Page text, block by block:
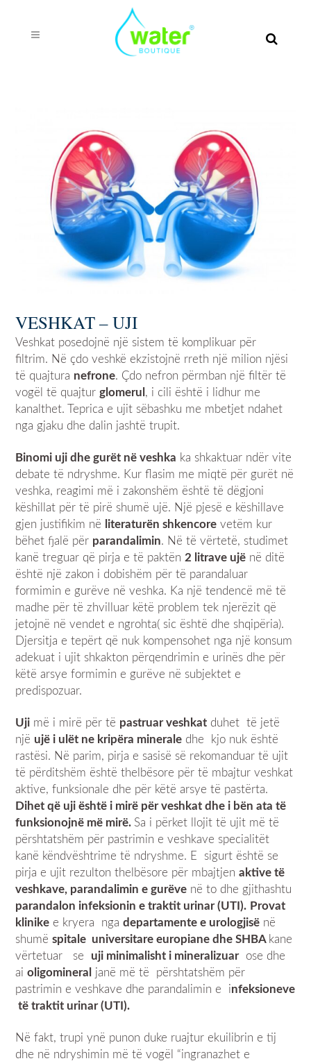
VESHKAT – UJI
Veshkat posedojnë një sistem të komplikuar për
filtrim. Në çdo veshkë ekzistojnë rreth një milion njësi
të quajtura nefrone. Çdo nefron përmban një filtër të
vogël të quajturglomerul , i cili është i lidhur me
kanalthet. Teprica e ujit sëbashku me mbetjet ndahet
nga gjaku dhe dalin jashtë trupit.
Binomi uji dhe gurët në veshka ka shkaktuar ndër vite
debate të ndryshme. Kur flasim me miqtë për gurët në
veshka, reagimi më i zakonshëm është të dëgjoni
këshillat për të pirë shumë ujë. Një pjesë e këshillave
gjen justifikim në literaturën shkencore vetëm kur
bëhet fjalë për parandalimin. Në të vërtetë, studimet
kanë treguar që pirja e të paktën 2 litrave ujë në ditë
është një zakon i dobishëm për të parandaluar
formimin e gurëve në veshka. Ka një tendencë më të
madhe për të zhvilluar këtë problem tek njerëzit që
jetojnë në vendet e ngrohta( sic është dhe shqipëria).
Djersitja e tepërt që nuk kompensohet nga një konsum
adekuat i ujit shkakton përqendrimin e urinës dhe për
këtë arsye formimin e gurëve në subjektet e
predispozuar.
Uji më i mirë për të pastruar veshkat duhet të jetë
një ujë i ulët ne kripëra minerale dhe kjo nuk është
rastësi. Në parim, pirja e sasisë së rekomanduar të ujit
të përditshëm është thelbësore për të mbajtur veshkat
aktive, funksionale dhe për këtë arsye të pastërta.
Dihet që uji është i mirë për veshkat dhe i bën ata të
funksionojnë më mirë. Sa i përket llojit të ujit më të
përshtatshëm për pastrimin e veshkave specialitët
kanë këndvështrime të ndryshme. E sigurt është se
pirja e ujit rezulton thelbësore për mbajtjenaktive të
veshkave, parandalimin e gurëve në to dhe gjithashtu
parandalon infeksionin e traktit urinar (UTI). Provat
klinike e kryera ngadepartamente e urologjisë në
shumëspitale universitare europiane dhe SHBA kane
vërtetuar se uji minimalisht i mineralizuarose dhe
aioligomineral
janë më të përshtatshëm për
pastrimin e veshkave dhe parandalimin e infeksioneve
të traktit urinar (UTI).
Në fakt, trupi ynë punon duke ruajtur ekuilibrin e tij
dhe në ndryshimin më të vogël “ingranazhet e